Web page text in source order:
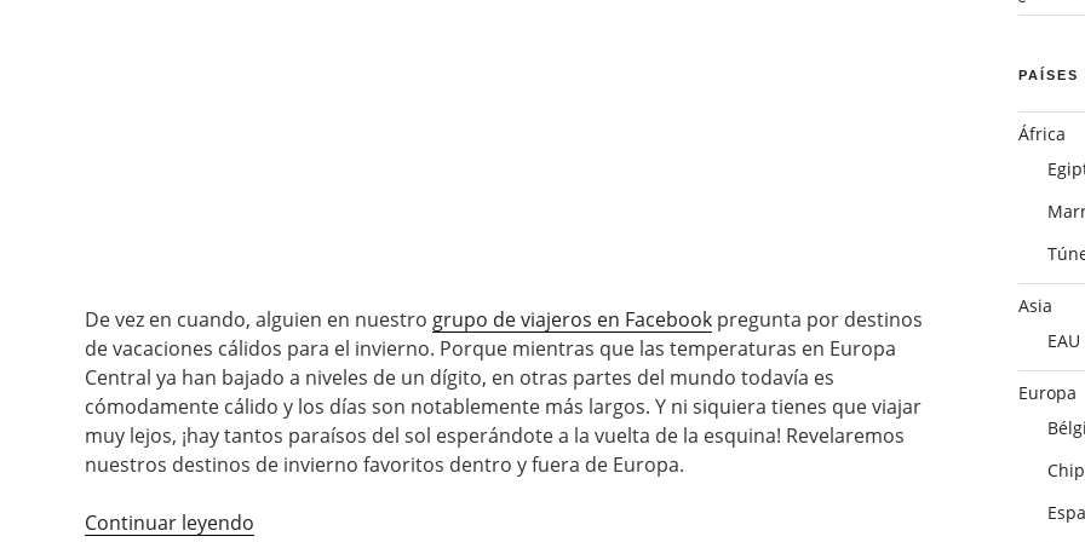
De vez en cuando, alguien en nuestro grupo de viajeros en Facebook pregunta por destinos
de vacaciones cálidos para el invierno. Porque mientras que las temperaturas en Europa
Central ya han bajado a niveles de un dígito, en otras partes del mundo todavía es
cómodamente cálido y los días son notablemente más largos. Y ni siquiera tienes que viajar
muy lejos, ¡hay tantos paraísos del sol esperándote a la vuelta de la esquina! Revelaremos
nuestros destinos de invierno favoritos dentro y fuera de Europa.
Continuar leyendo
PAÍSES
África
Asia
EAU
Europa